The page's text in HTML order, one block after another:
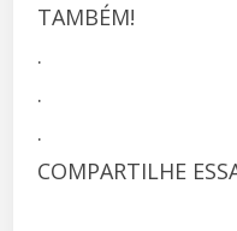
TAMBÉM!
.
.
.
COMPARTILHE